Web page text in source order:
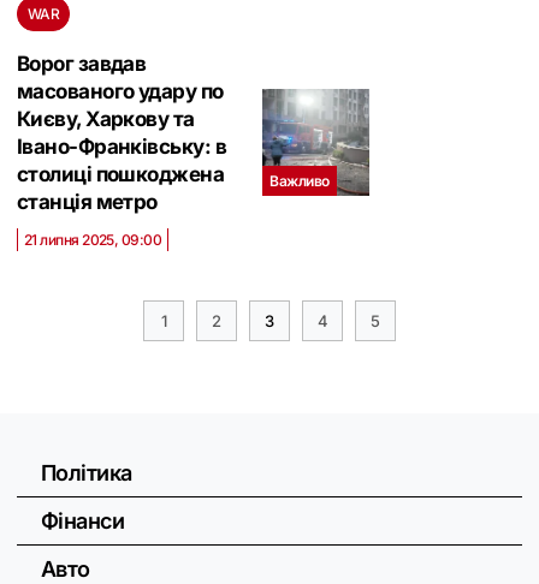
Важливо
WAR
Ворог завдав
масованого удару по
Києву, Харкову та
Івано-Франківську: в
столиці пошкоджена
станція метро
21 липня 2025, 09:00
1 2 3 4 5
Політика
Фінанси
Авто